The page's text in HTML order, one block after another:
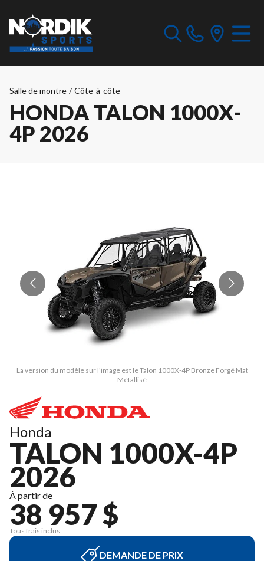
Salle de montre / Côte-à-côte
HONDA TALON 1000X-
4P 2026
La version du modèle sur l'image est le Talon 1000X-4P Bronze Forgé Mat
Métallisé
Honda
TALON 1000X-4P
2026
À partir de
38 957 $
Tous frais inclus
DEMANDE DE PRIX